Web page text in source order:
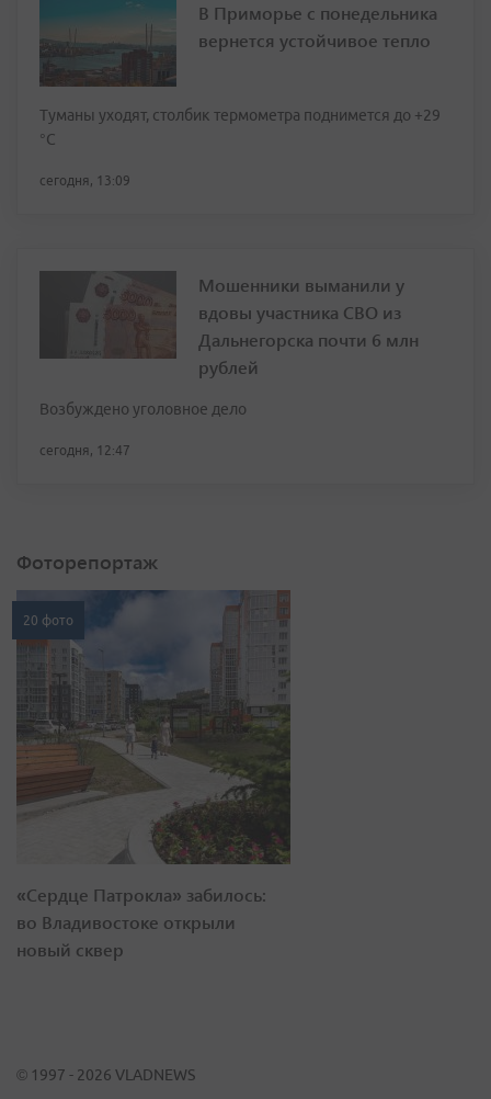
В Приморье с понедельника
вернется устойчивое тепло
Туманы уходят, столбик термометра поднимется до +29
°С
сегодня, 13:09
Мошенники выманили у
вдовы участника СВО из
Дальнегорска почти 6 млн
рублей
Возбуждено уголовное дело
сегодня, 12:47
Фоторепортаж
20 фото
«Сердце Патрокла» забилось:
во Владивостоке открыли
новый сквер
© 1997 - 2026 VLADNEWS